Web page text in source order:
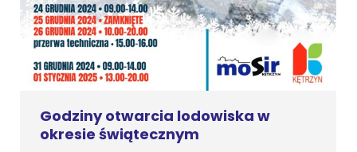
Godziny otwarcia lodowiska w
okresie świątecznym